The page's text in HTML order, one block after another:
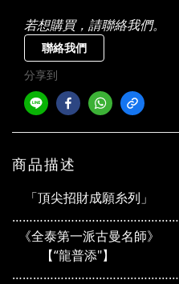
若想購買，請聯絡我們。
聯絡我們
分享到
商品描述
「頂尖招財成願糸列」
…………………………………………
《全泰第一派古曼名師》
【“龍普添"】
…………………………………………